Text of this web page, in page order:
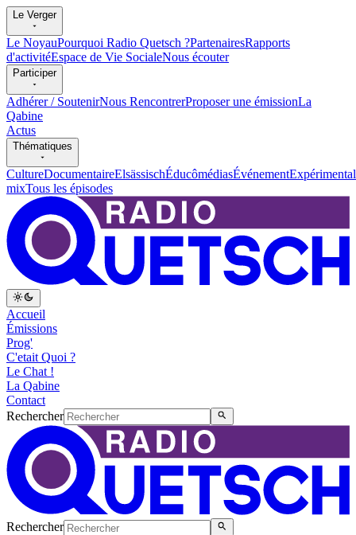
Le Verger
Le NoyauPourquoi Radio Quetsch ?PartenairesRapports
d'activitéEspace de Vie SocialeNous écouter
Participer
Adhérer / SoutenirNous RencontrerProposer une émissionLa
Qabine
Actus
Thématiques
CultureDocumentaireElsässischÉducômédiasÉvénementExpérimental
mixTous les épisodes
Accueil
Émissions
Prog'
C'etait Quoi ?
Le Chat !
La Qabine
Contact
Rechercher
Rechercher